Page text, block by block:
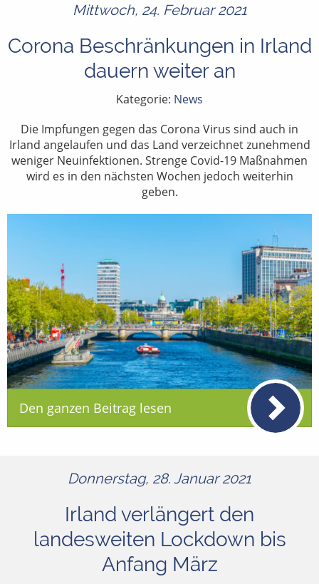
Mittwoch, 24. Februar 2021
Corona Beschränkungen in Irland
dauern weiter an
Kategorie: News
Die Impfungen gegen das Corona Virus sind auch in
Irland angelaufen und das Land verzeichnet zunehmend
weniger Neuinfektionen. Strenge Covid-19 Maßnahmen
wird es in den nächsten Wochen jedoch weiterhin
geben.
Den ganzen Beitrag lesen
Donnerstag, 28. Januar 2021
Irland verlängert den
landesweiten Lockdown bis
Anfang März